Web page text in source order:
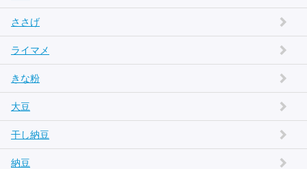
ささげ
ライマメ
きな粉
大豆
干し納豆
納豆